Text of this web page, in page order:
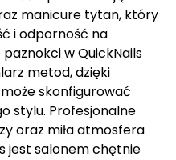
manicure tytan, który
i odporność na
w QuickNails
metod, dzięki
skonfigurować
stylu. Profesjonalne
oraz miła atmosfera
jest salonem chętnie